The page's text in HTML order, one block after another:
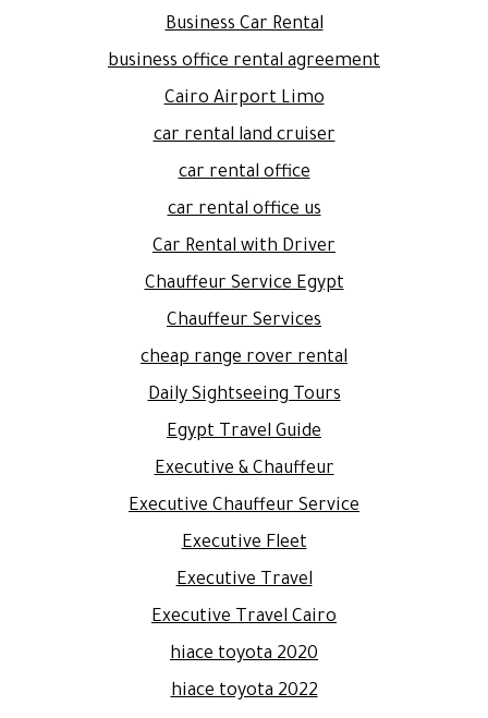
Business Car Rental
business office rental agreement
Cairo Airport Limo
car rental land cruiser
car rental office
car rental office us
Car Rental with Driver
Chauffeur Service Egypt
Chauffeur Services
cheap range rover rental
Daily Sightseeing Tours
Egypt Travel Guide
Executive & Chauffeur
Executive Chauffeur Service
Executive Fleet
Executive Travel
Executive Travel Cairo
hiace toyota 2020
hiace toyota 2022